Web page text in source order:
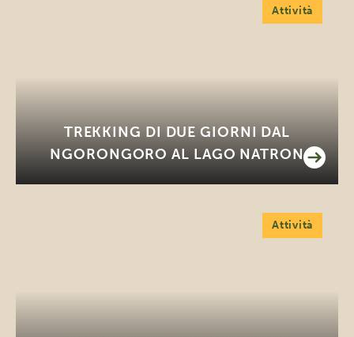
Attività
TREKKING DI DUE GIORNI DAL
NGORONGORO AL LAGO NATRON
Attività